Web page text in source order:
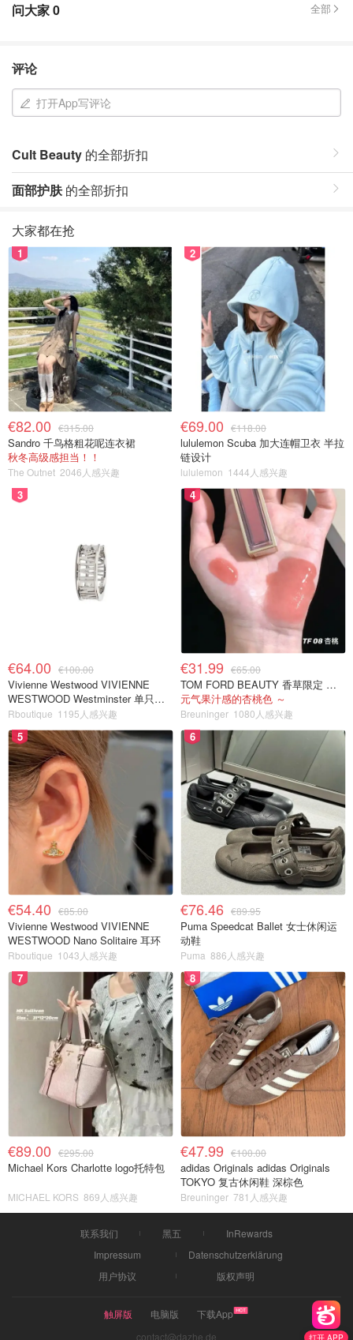
问大家0 全部
评论
打开App写评论
Cult Beauty 的全部折扣
面部护肤的全部折扣
打开 APP
大家都在抢
1
€82.00 €315.00
Sandro 千鸟格粗花呢连衣裙
秋冬高级感担当！！
The Outnet 2046人感兴趣
2
€69.00 €118.00
lululemon Scuba 加大连帽卫衣 半拉
链设计
lululemon 1444人感兴趣
3
€64.00 €100.00
Vivienne Westwood VIVIENNE
WESTWOOD Westminster 单只耳
环
Rboutique 1195人感兴趣
4
€31.99 €65.00
TOM FORD BEAUTY 香草限定 镜面唇蜜 #08INHIBITION
元气果汁感的杏桃色 ～
Breuninger 1080人感兴趣
5
€54.40 €85.00
Vivienne Westwood VIVIENNE
WESTWOOD Nano Solitaire 耳环
Rboutique 1043人感兴趣
6
€76.46 €89.95
Puma Speedcat Ballet 女士休闲运
动鞋
Puma 886人感兴趣
7
€89.00 €295.00
Michael Kors Charlotte logo托特包
MICHAEL KORS 869人感兴趣
8
€47.99 €100.00
adidas Originals adidas Originals
TOKYO 复古休闲鞋 深棕色
Breuninger 781人感兴趣
联系我们 黑五
InRewards
Impressum
Datenschutzerklärung
用户协议
版权声明
触屏版 电脑版
下载App
contact@dazhe.de